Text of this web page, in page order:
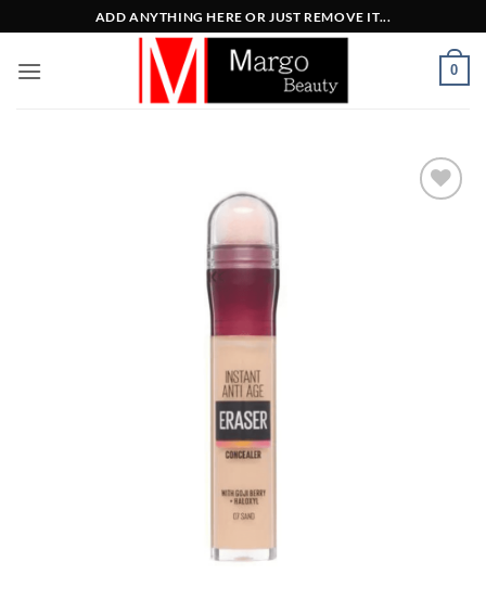
στο
περιεχόμενο
ADD ANYTHING HERE OR JUST REMOVE IT...
0